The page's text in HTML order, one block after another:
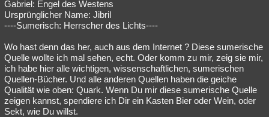
Musik Clash Verbesserungen
Besucht Teilgenommen Alle Neue Geschlossen
Lesenswert Schlüsselwörter
Gabriel: Engel des Westens
Ursprünglicher Name: Jibril
----Sumerisch: Herrscher des Lichts----
Wo hast denn das her, auch aus dem Internet ? Diese sumerische
Quelle wollte ich mal sehen, echt. Oder komm zu mir, zeig sie mir,
ich habe hier alle wichtigen, wissenschaftlichen, sumerischen
Quellen-Bücher. Und alle anderen Quellen haben die geiche
Qualität wie oben: Quark. Wenn Du mir diese sumerische Quelle
zeigen kannst, spendiere ich Dir ein Kasten Bier oder Wein, oder
Sekt, wie Du willst.